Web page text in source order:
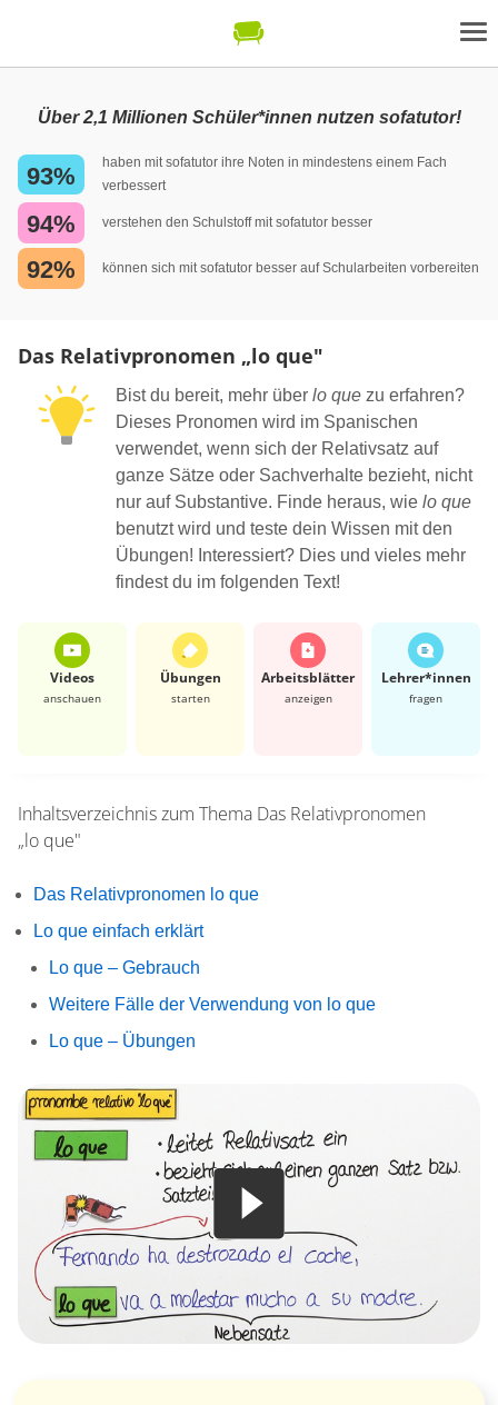
Über 2,1 Millionen Schüler*innen nutzen sofatutor!
93%
haben mit sofatutor ihre Noten in mindestens einem Fach
verbessert
94% verstehen den Schulstoff mit sofatutor besser
92% können sich mit sofatutor besser auf Schularbeiten vorbereiten
Das Relativpronomen „lo que"
Bist du bereit, mehr über lo que zu erfahren?
Dieses Pronomen wird im Spanischen
verwendet, wenn sich der Relativsatz auf
ganze Sätze oder Sachverhalte bezieht, nicht
nur auf Substantive. Finde heraus, wie lo que
benutzt wird und teste dein Wissen mit den
Übungen! Interessiert? Dies und vieles mehr
findest du im folgenden Text!
Videos
anschauen
Übungen
starten
Arbeits­blätter
anzeigen
Lehrer*​innen
fragen
Inhaltsverzeichnis zum Thema Das Relativpronomen
„lo que"
Das Relativpronomen lo que
Lo que einfach erklärt
Lo que – Gebrauch
Weitere Fälle der Verwendung von lo que
Lo que – Übungen